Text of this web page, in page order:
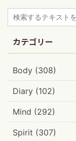
カテゴリー
Body (308)
Diary (102)
Mind (292)
Spirit (307)